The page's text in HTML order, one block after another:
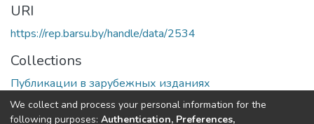
URI
https://rep.barsu.by/handle/data/2534
Collections
Публикации в зарубежных изданиях
Full item page
We collect and process your personal information for the
following purposes: Authentication, Preferences,